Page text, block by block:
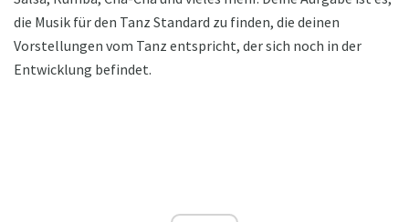
die Musik für den Tanz Standard zu finden, die deinen
Vorstellungen vom Tanz entspricht, der sich noch in der
Entwicklung befindet.